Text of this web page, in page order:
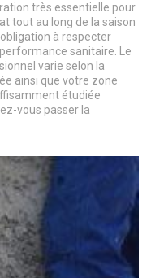
très essentielle pour
tout au long de la saison
à respecter
sanitaire. Le
varie selon la
ainsi que votre zone
étudiée
vous passer la